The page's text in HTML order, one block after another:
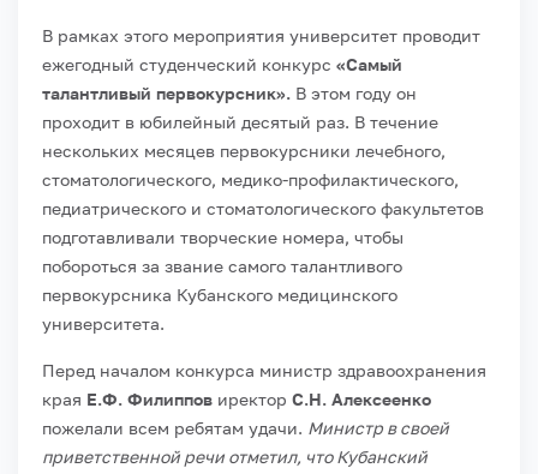
В рамках этого мероприятия университет проводит
ежегодный студенческий конкурс «Самый
талантливый первокурсник». В этом году он
проходит в юбилейный десятый раз. В течение
нескольких месяцев первокурсники лечебного,
стоматологического, медико-профилактического,
педиатрического и стоматологического факультетов
подготавливали творческие номера, чтобы
побороться за звание самого талантливого
первокурсника Кубанского медицинского
университета.
Перед началом конкурса министр здравоохранения
края Е.Ф. Филиппов иректор С.Н. Алексеенко
пожелали всем ребятам удачи. Министр в своей
приветственной речи отметил, что Кубанский